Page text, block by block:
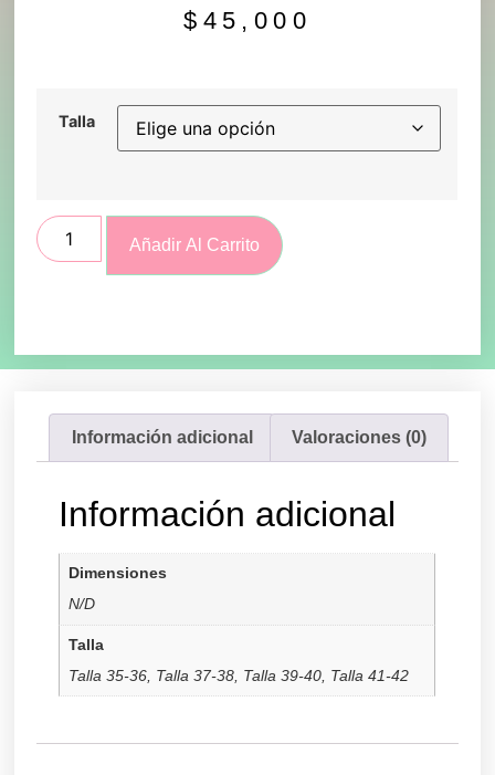
$ 45,000
Talla
Añadir Al Carrito
Información adicional Valoraciones (0)
Información adicional
Dimensiones
N/D
Talla
Talla 35-36, Talla 37-38, Talla 39-40, Talla 41-42